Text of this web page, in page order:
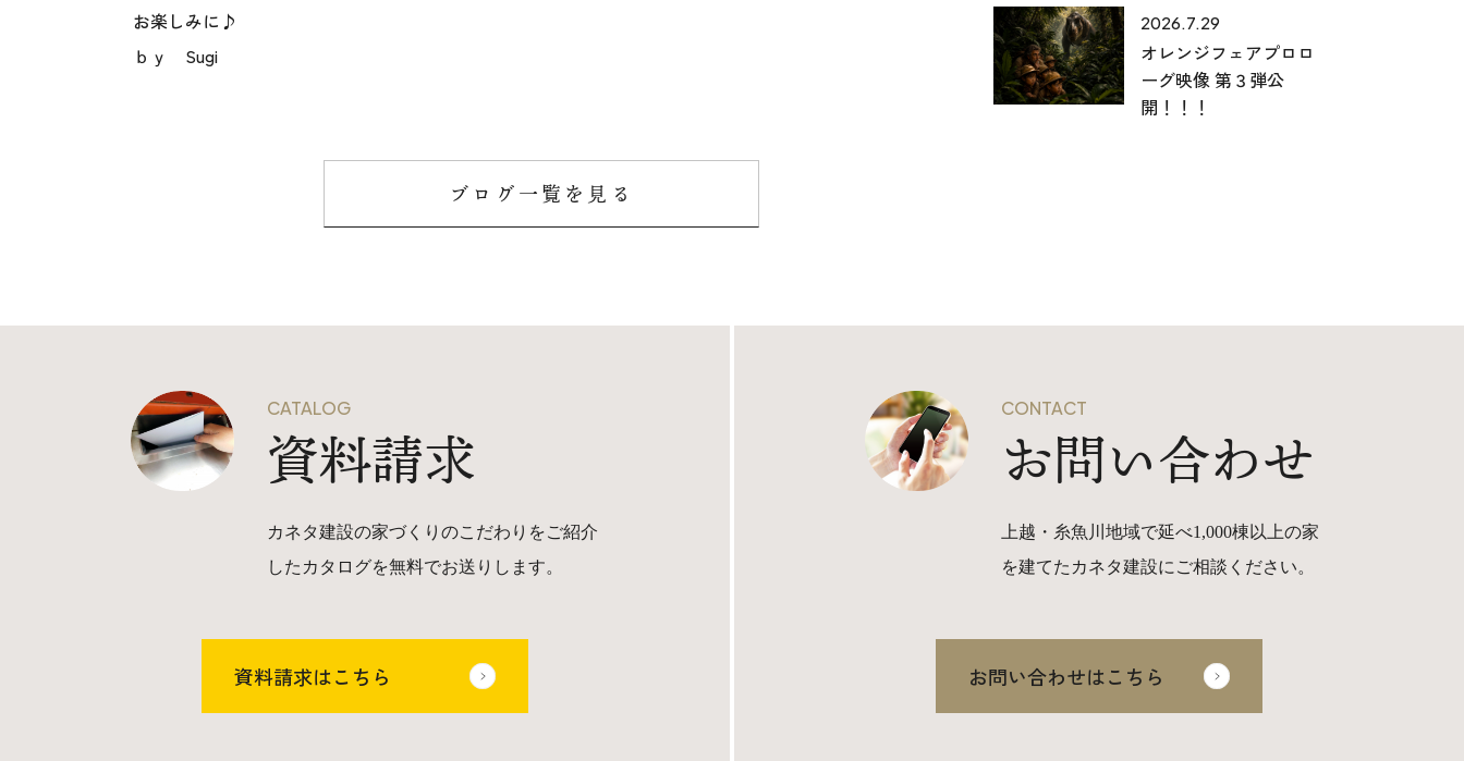
お楽しみに♪
ｂｙ Sugi
ブログ一覧を見る
2026.7.29
オレンジフェアプロロ
ーグ映像 第３弾公
開！！！
CATALOG
資料請求
カネタ建設の家づくりのこだわりをご紹介
したカタログを無料でお送りします。
資料請求はこちら
CONTACT
お問い合わせ
上越・糸魚川地域で延べ1,000棟以上の家
を建てたカネタ建設にご相談ください。
お問い合わせはこちら